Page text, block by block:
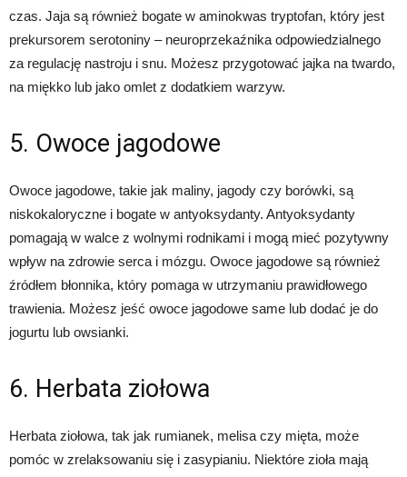
czas. Jaja są również bogate w aminokwas tryptofan, który jest
prekursorem serotoniny – neuroprzekaźnika odpowiedzialnego
za regulację nastroju i snu. Możesz przygotować jajka na twardo,
na miękko lub jako omlet z dodatkiem warzyw.
5. Owoce jagodowe
Owoce jagodowe, takie jak maliny, jagody czy borówki, są
niskokaloryczne i bogate w antyoksydanty. Antyoksydanty
pomagają w walce z wolnymi rodnikami i mogą mieć pozytywny
wpływ na zdrowie serca i mózgu. Owoce jagodowe są również
źródłem błonnika, który pomaga w utrzymaniu prawidłowego
trawienia. Możesz jeść owoce jagodowe same lub dodać je do
jogurtu lub owsianki.
6. Herbata ziołowa
Herbata ziołowa, tak jak rumianek, melisa czy mięta, może
pomóc w zrelaksowaniu się i zasypianiu. Niektóre zioła mają